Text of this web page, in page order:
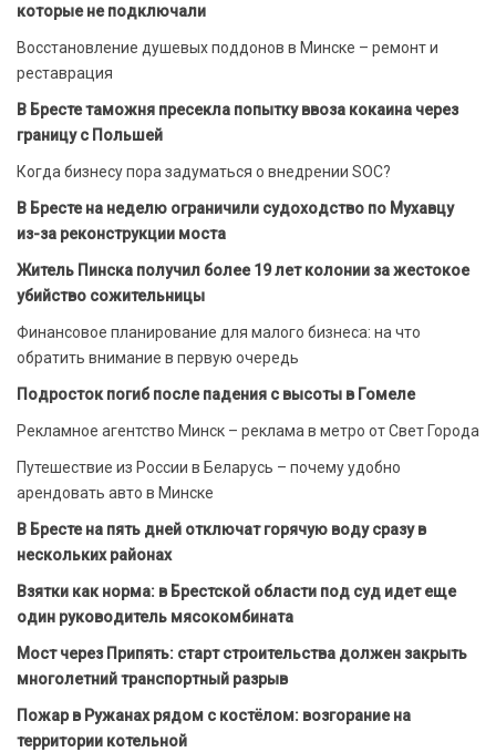
которые не подключали
Восстановление душевых поддонов в Минске – ремонт и
реставрация
В Бресте таможня пресекла попытку ввоза кокаина через
границу с Польшей
Когда бизнесу пора задуматься о внедрении SOC?
В Бресте на неделю ограничили судоходство по Мухавцу
из-за реконструкции моста
Житель Пинска получил более 19 лет колонии за жестокое
убийство сожительницы
Финансовое планирование для малого бизнеса: на что
обратить внимание в первую очередь
Подросток погиб после падения с высоты в Гомеле
Рекламное агентство Минск – реклама в метро от Свет Города
Путешествие из России в Беларусь – почему удобно
арендовать авто в Минске
В Бресте на пять дней отключат горячую воду сразу в
нескольких районах
Взятки как норма: в Брестской области под суд идет еще
один руководитель мясокомбината
Мост через Припять: старт строительства должен закрыть
многолетний транспортный разрыв
Пожар в Ружанах рядом с костёлом: возгорание на
территории котельной